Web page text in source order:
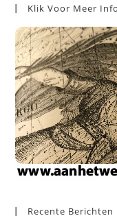
Klik Voor Meer
Recente Berichten